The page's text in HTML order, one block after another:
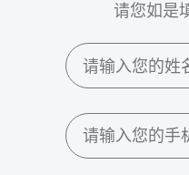
请您如是